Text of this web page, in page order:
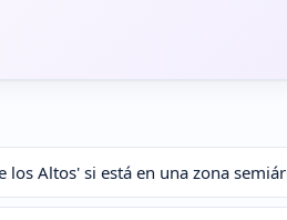
los Altos' si está en una zona